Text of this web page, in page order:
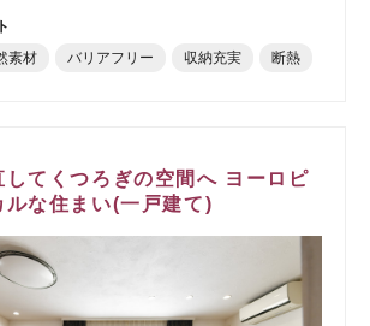
素材 バリアフリー 収納充実 断熱
してくつろぎの空間へ ヨーロピ
ルな住まい(一戸建て)